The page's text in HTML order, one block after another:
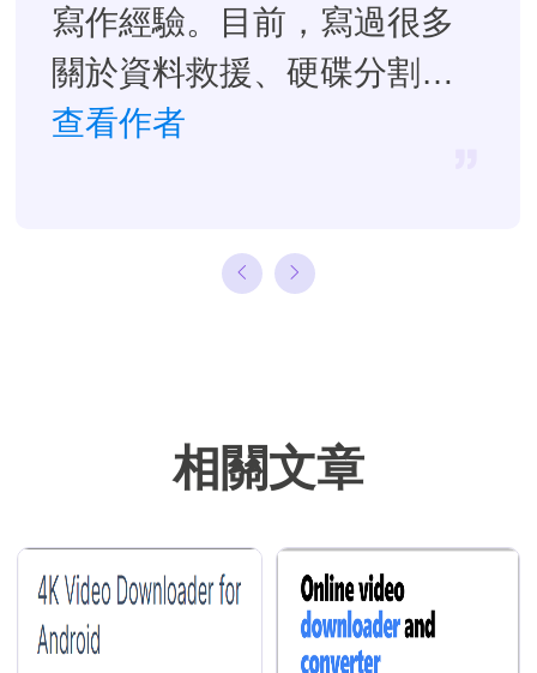
寫作經驗。目前，寫過很多
關於資料救援、硬碟分割管
理或備份還原相關文章，希
查看作者
相關文章